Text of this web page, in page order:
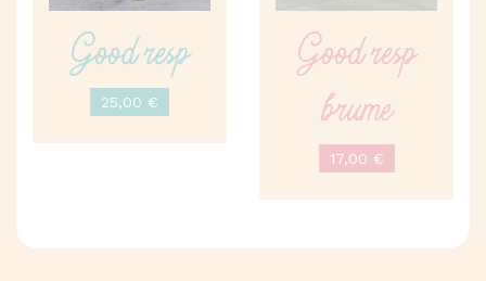
Good resp
25,00 €
Good resp
brume
17,00 €